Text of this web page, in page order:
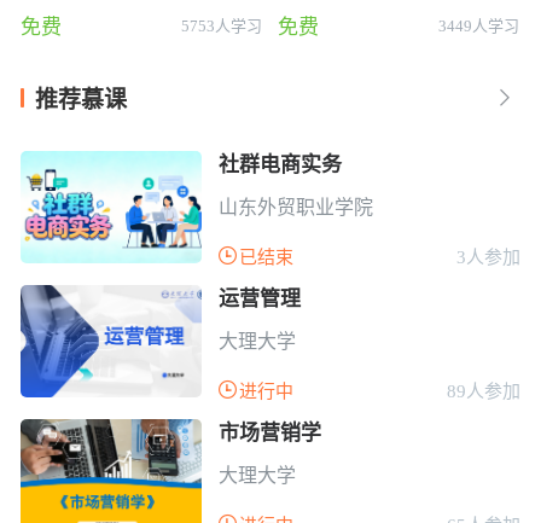
免费 5753人学习 免费 3449人学习
推荐慕课 
社群电商实务
山东外贸职业学院
 已结束 3人参加
运营管理
大理大学
进行中 89人参加
市场营销学
大理大学